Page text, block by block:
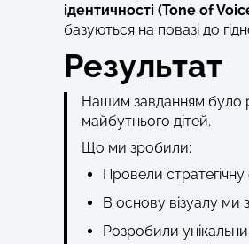
ідентичності (Tone of
базуються на повазі до
Результат
Нашим завданням було
майбутнього дітей.
Що ми зробили:
Провели
В основу візуалу ми
Розробили